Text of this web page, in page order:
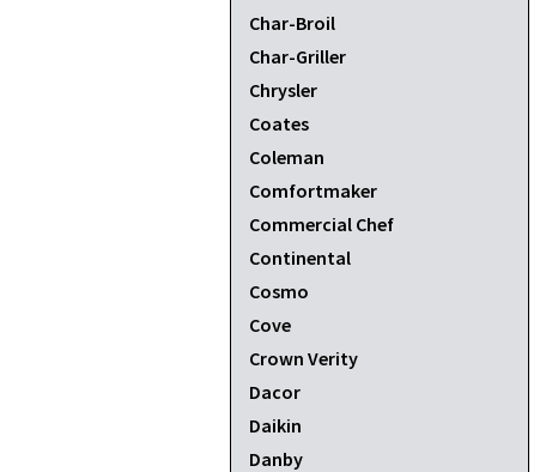
Char-Broil
Char-Griller
Chrysler
Coates
Coleman
Comfortmaker
Commercial Chef
Continental
Cosmo
Cove
Crown Verity
Dacor
Daikin
Danby